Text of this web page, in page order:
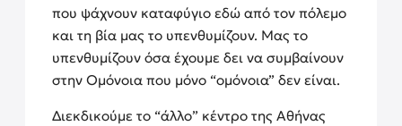
που ψάχνουν καταφύγιο εδώ από τον πόλεμο
και τη βία μας το υπενθυμίζουν. Μας το
υπενθυμίζουν όσα έχουμε δει να συμβαίνουν
στην Ομόνοια που μόνο “ομόνοια” δεν είναι.
Διεκδικούμε το “άλλο” κέντρο της Αθήνας